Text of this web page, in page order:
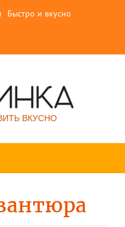
Быстро и вкусно
ВКУСНО